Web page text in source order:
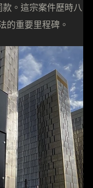
。這宗案件歷時八
的重要里程碑。